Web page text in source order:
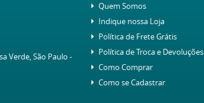
Verde, São Paulo -
Quem Somos
Indique nossa Loja
Política de Frete Grátis
Política de Troca e Devoluções
Como Comprar
Como se Cadastrar